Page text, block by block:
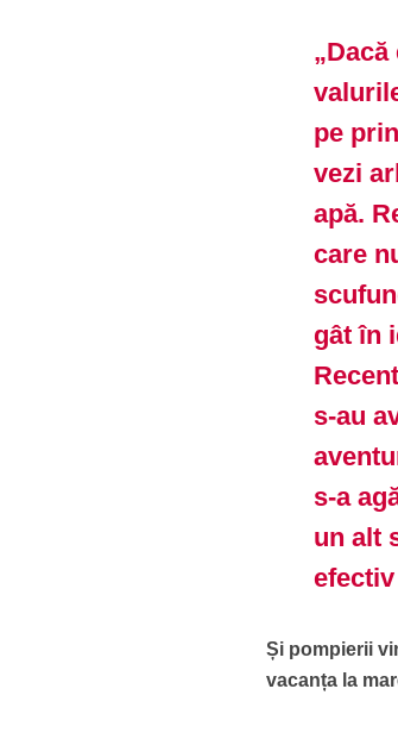
pe
vezi
apă.
care
gât în
s-au
s-a
un alt
Și pompierii
vacanța la